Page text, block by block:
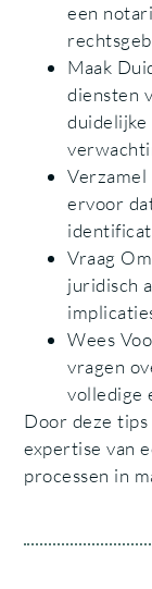
een
Maak
diensten
duidelijke
ervoor
Vraag
juridisch
Wees
vragen
volledige
Door deze
expertise van
processen in